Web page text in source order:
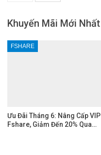
Khuyến Mãi Mới Nhất
FSHARE
Ưu Đãi Tháng 6: Nâng Cấp VIP
Fshare, Giảm Đến 20% Qua…